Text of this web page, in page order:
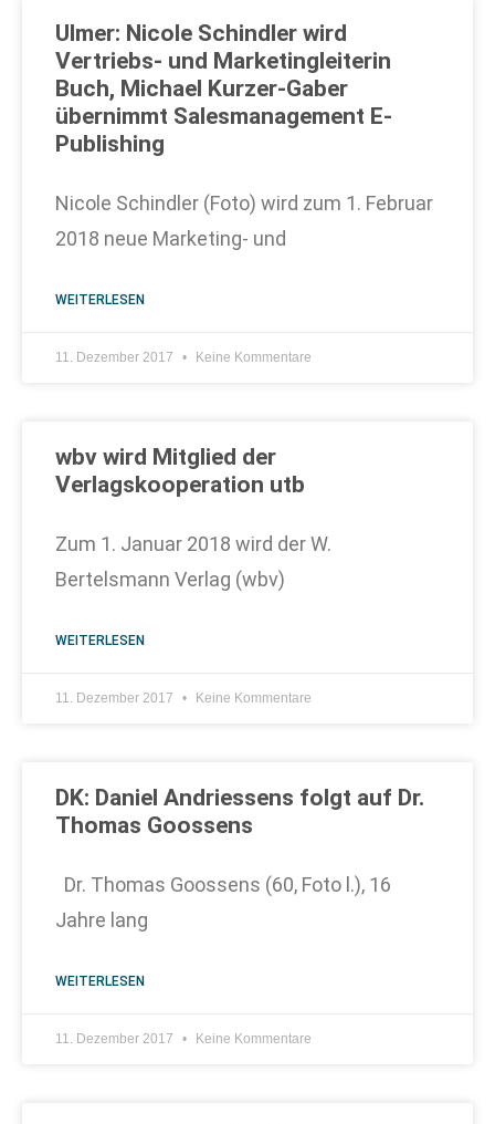
Ulmer: Nicole Schindler wird
Vertriebs- und Marketingleiterin
Buch, Michael Kurzer-Gaber
übernimmt Salesmanagement E-
Publishing
Nicole Schindler (Foto) wird zum 1. Februar
2018 neue Marketing- und
WEITERLESEN
11. Dezember 2017 Keine Kommentare
wbv wird Mitglied der
Verlagskooperation utb
Zum 1. Januar 2018 wird der W.
Bertelsmann Verlag (wbv)
WEITERLESEN
11. Dezember 2017 Keine Kommentare
DK: Daniel Andriessens folgt auf Dr.
Thomas Goossens
Dr. Thomas Goossens (60, Foto l.), 16
Jahre lang
WEITERLESEN
11. Dezember 2017 Keine Kommentare